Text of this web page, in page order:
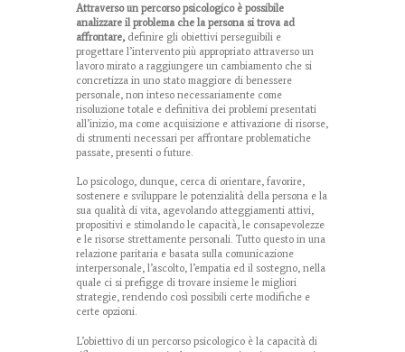
Attraverso un percorso psicologico è possibile
analizzare il problema che la persona si trova ad
affrontare, definire gli obiettivi perseguibili e
progettare l’intervento più appropriato attraverso un
lavoro mirato a raggiungere un cambiamento che si
concretizza in uno stato maggiore di benessere
personale, non inteso necessariamente come
risoluzione totale e definitiva dei problemi presentati
all’inizio, ma come acquisizione e attivazione di risorse,
di strumenti necessari per affrontare problematiche
passate, presenti o future.
Lo psicologo, dunque, cerca di orientare, favorire,
sostenere e sviluppare le potenzialità della persona e la
sua qualità di vita, agevolando atteggiamenti attivi,
propositivi e stimolando le capacità, le consapevolezze
e le risorse strettamente personali. Tutto questo in una
relazione paritaria e basata sulla comunicazione
interpersonale, l’ascolto, l’empatia ed il sostegno, nella
quale ci si prefigge di trovare insieme le migliori
strategie, rendendo così possibili certe modifiche e
certe opzioni.
L’obiettivo di un percorso psicologico è la capacità di